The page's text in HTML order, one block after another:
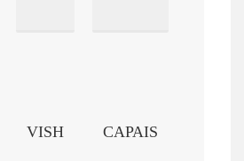
VISH CAPAIS